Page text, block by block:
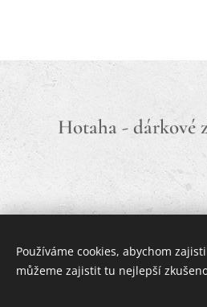
Hotaha - dárkové
Používáme cookies, abychom
můžeme zajistit tu nejlepší